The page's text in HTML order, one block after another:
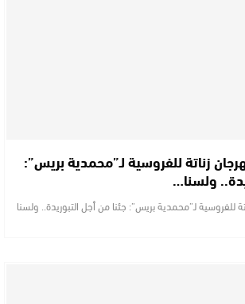
زناتة للفروسية لـ”محمدية بريس”:
ولسنا…
للفروسية لـ”محمدية بريس”: جئنا من أجل التبوريدة.. ولسنا